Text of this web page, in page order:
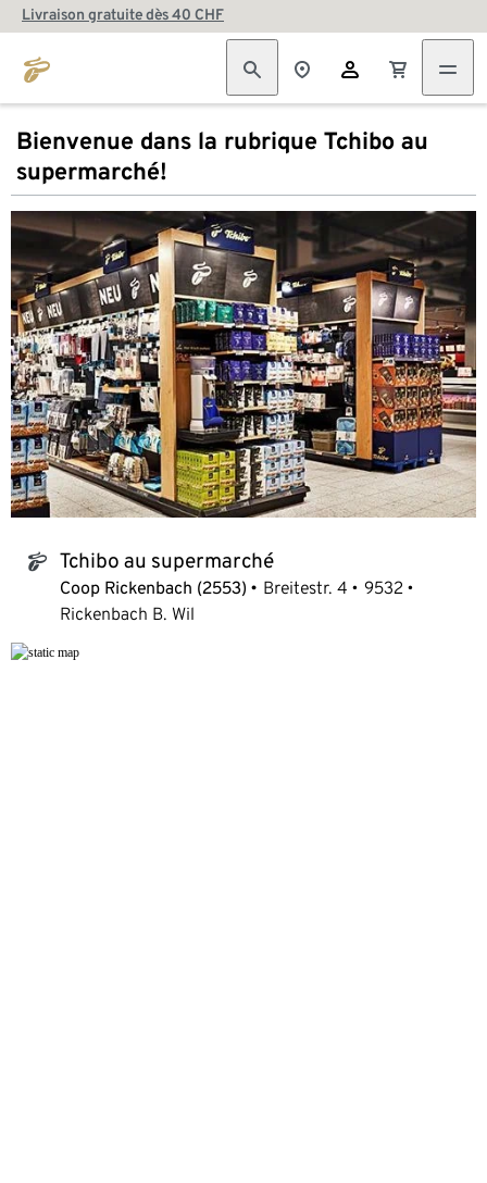
Livraison gratuite dès 40 CHF
Bienvenue dans la rubrique Tchibo au
supermarché!
tchibo_logo Tchibo au supermarché
Coop Rickenbach (2553) Breitestr. 4
9532
Rickenbach B. Wil